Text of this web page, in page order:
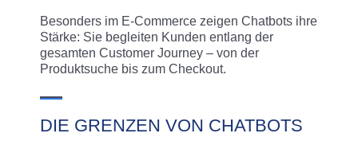
Besonders im E-Commerce zeigen Chatbots ihre
Stärke: Sie begleiten Kunden entlang der
gesamten Customer Journey – von der
Produktsuche bis zum Checkout.
DIE GRENZEN VON CHATBOTS